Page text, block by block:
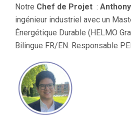
Notre Chef de Projet :
ingénieur industriel avec un
Énergétique Durable (HELMO
Bilingue FR/EN. Responsable